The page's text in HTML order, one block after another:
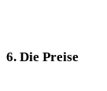
6. Die Preise